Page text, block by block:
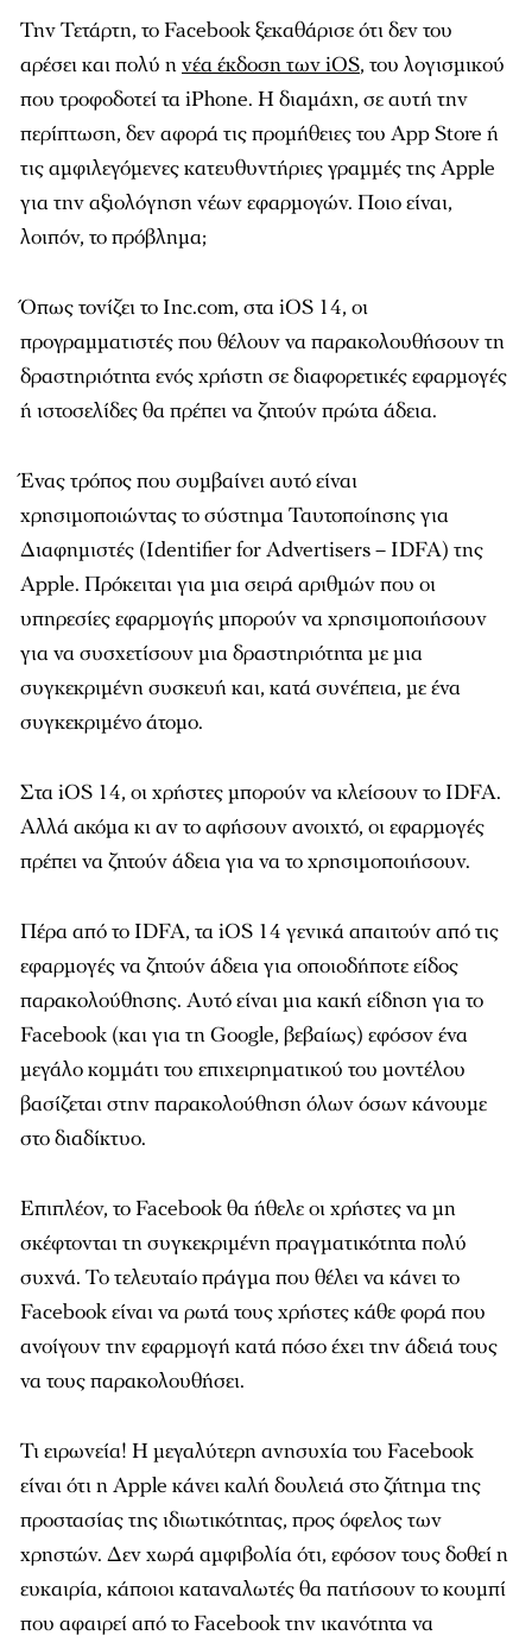
Την Τετάρτη, το Facebook ξεκαθάρισε ότι δεν του
αρέσει και πολύ ηνέα έκδοση των iOS, του λογισμικού
που τροφοδοτεί τα iPhone. Η διαμάχη, σε αυτή την
περίπτωση, δεν αφορά τις προμήθειες του App Store ή
τις αμφιλεγόμενες κατευθυντήριες γραμμές της Apple
για την αξιολόγηση νέων εφαρμογών. Ποιο είναι,
λοιπόν, το πρόβλημα;
Όπως τονίζει το Inc.com, στα iOS 14, οι
προγραμματιστές που θέλουν να παρακολουθήσουν τη
δραστηριότητα ενός χρήστη σε διαφορετικές εφαρμογές
ή ιστοσελίδες θα πρέπει να ζητούν πρώτα άδεια.
Ένας τρόπος που συμβαίνει αυτό είναι
χρησιμοποιώντας το σύστημα Ταυτοποίησης για
Διαφημιστές (Identifier for Advertisers – IDFA) της
Apple. Πρόκειται για μια σειρά αριθμών που οι
υπηρεσίες εφαρμογής μπορούν να χρησιμοποιήσουν
για να συσχετίσουν μια δραστηριότητα με μια
συγκεκριμένη συσκευή και, κατά συνέπεια, με ένα
συγκεκριμένο άτομο.
Στα iOS 14, οι χρήστες μπορούν να κλείσουν το IDFA.
Αλλά ακόμα κι αν το αφήσουν ανοιχτό, οι εφαρμογές
πρέπει να ζητούν άδεια για να το χρησιμοποιήσουν.
Πέρα από το IDFA, τα iOS 14 γενικά απαιτούν από τις
εφαρμογές να ζητούν άδεια για οποιοδήποτε είδος
παρακολούθησης. Αυτό είναι μια κακή είδηση για το
Facebook (και για τη Google, βεβαίως) εφόσον ένα
μεγάλο κομμάτι του επιχειρηματικού του μοντέλου
βασίζεται στην παρακολούθηση όλων όσων κάνουμε
στο διαδίκτυο.
Επιπλέον, το Facebook θα ήθελε οι χρήστες να μη
σκέφτονται τη συγκεκριμένη πραγματικότητα πολύ
συχνά. Το τελευταίο πράγμα που θέλει να κάνει το
Facebook είναι να ρωτά τους χρήστες κάθε φορά που
ανοίγουν την εφαρμογή κατά πόσο έχει την άδειά τους
να τους παρακολουθήσει.
Τι ειρωνεία! Η μεγαλύτερη ανησυχία του Facebook
είναι ότι η Apple κάνει καλή δουλειά στο ζήτημα της
προστασίας της ιδιωτικότητας, προς όφελος των
χρηστών. Δεν χωρά αμφιβολία ότι, εφόσον τους δοθεί η
ευκαιρία, κάποιοι καταναλωτές θα πατήσουν το κουμπί
που αφαιρεί από το Facebook την ικανότητα να